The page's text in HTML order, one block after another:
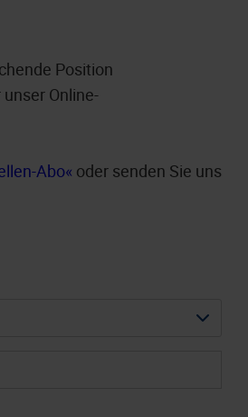
Position
Online-
Abo oder senden Sie uns